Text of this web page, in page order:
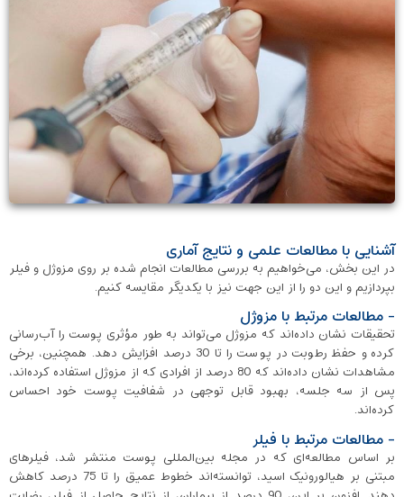
آشنایی با مطالعات علمی و نتایج آماری
در این بخش، می‌خواهیم به بررسی مطالعات انجام شده بر روی مزوژل و فیلر
بپردازیم و این دو را از این جهت نیز با یکدیگر مقایسه کنیم.
- مطالعات مرتبط با مزوژل
تحقیقات نشان داده‌اند که مزوژل می‌تواند به طور مؤثری پوست را آب‌رسانی
کرده و حفظ رطوبت در پوست را تا 30 درصد افزایش دهد. همچنین، برخی
مشاهدات نشان داده‌اند که 80 درصد از افرادی که از مزوژل استفاده کرده‌اند،
پس از سه جلسه، بهبود قابل توجهی در شفافیت پوست خود احساس
کرده‌اند.
- مطالعات مرتبط با فیلر
بر اساس مطالعه‌ای که در مجله بین‌المللی پوست منتشر شد، فیلرهای
مبتنی بر هیالورونیک اسید، توانسته‌اند خطوط عمیق را تا 75 درصد کاهش